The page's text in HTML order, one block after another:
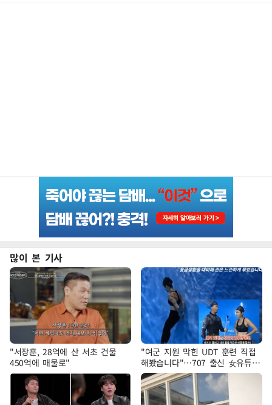
많이 본 기사
"서장훈, 28억에 산 서초 건물
450억에 매물로"
"여군 지원 막힌 UDT 훈련 직접
해봤습니다"…707 출신 女유튜버
'완벽 소화'